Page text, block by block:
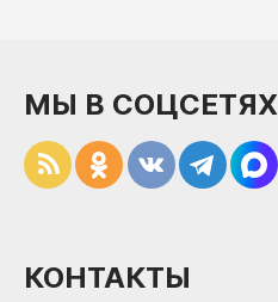
МЫ В СОЦСЕТЯХ
КОНТАКТЫ